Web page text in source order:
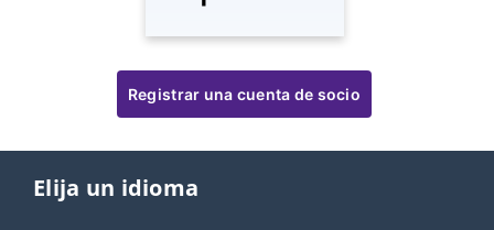
Registrar una cuenta de socio
Elija un idioma